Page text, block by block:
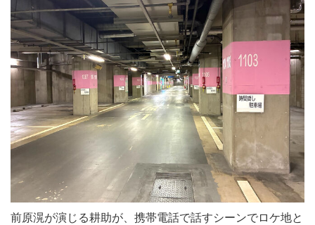
前原滉が演じる耕助が、携帯電話で話すシーンでロケ地と